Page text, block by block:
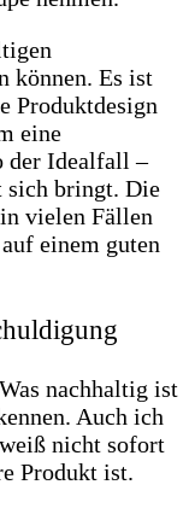
können. Es ist
Produktdesign
eine
der Idealfall –
sich bringt. Die
vielen Fällen
einem guten
nachhaltig ist
Auch ich
nicht sofort
Produkt ist.